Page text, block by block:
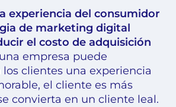
experiencia del consumidor
de marketing digital
el costo de adquisición
empresa puede
clientes una experiencia
el cliente es más
convierta en un cliente leal.